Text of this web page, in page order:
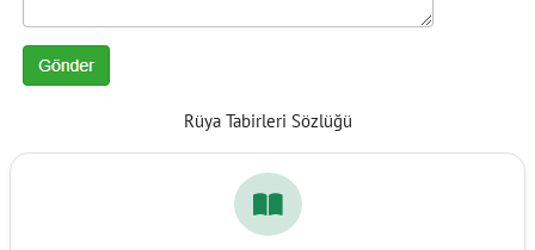
Rüya Tabirleri Sözlüğü